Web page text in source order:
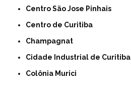
Centro São Jose Pinhais
Centro de Curitiba
Champagnat
Cidade Industrial de Curitiba
Colônia Murici